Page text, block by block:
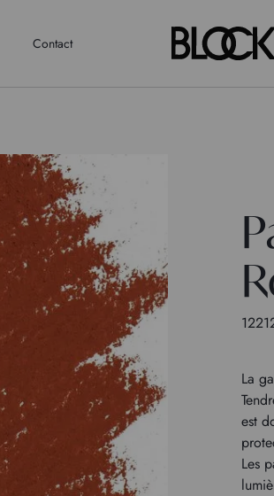
Contact
La
est
Les